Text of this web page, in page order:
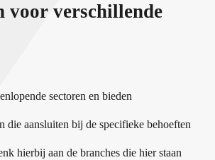
voor verschillende
sectoren en bieden
die aansluiten bij de specifieke behoeften
hierbij aan de branches die hier staan